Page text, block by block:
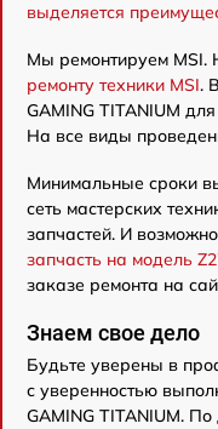
выделяется
Мы ремонтируем MSI.
ремонту техники MSI.
GAMING TITANIUM
На все виды
Минимальные сроки
сеть мастерских
запчастей. И
запчасть на модель
заказе ремонта на
Знаем свое дело
Будьте уверены в
с уверенностью
GAMING TITANIUM.